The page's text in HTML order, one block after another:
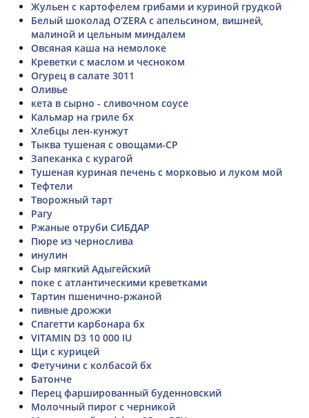
Жульен с картофелем грибами и куриной грудкой
Белый шоколад O’ZERA с апельсином, вишней,
малиной и цельным миндалем
Овсяная каша на немолоке
Креветки с маслом и чесноком
Огурец в салате 3011
Оливье
кета в сырно - сливочном соусе
Кальмар на гриле бх
Хлебцы лен-кунжут
Тыква тушеная с овощами-СР
Запеканка с курагой
Тушеная куриная печень с морковью и луком мой
Тефтели
Творожный тарт
Рагу
Ржаные отруби СИБДАР
Пюре из чернослива
инулин
Сыр мягкий Адыгейский
поке с атлантическими креветками
Тартин пшенично-ржаной
пивные дрожжи
Спагетти карбонара бх
VITAMIN D3 10 000 IU
Щи с курицей
Фетучини с колбасой бх
Батонче
Перец фаршированный буденновский
Молочный пирог с черникой